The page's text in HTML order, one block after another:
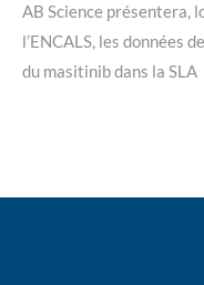
AB Science présentera,
l’ENCALS, les données
du masitinib dans la SLA